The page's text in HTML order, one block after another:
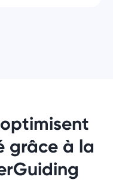
grâce à la